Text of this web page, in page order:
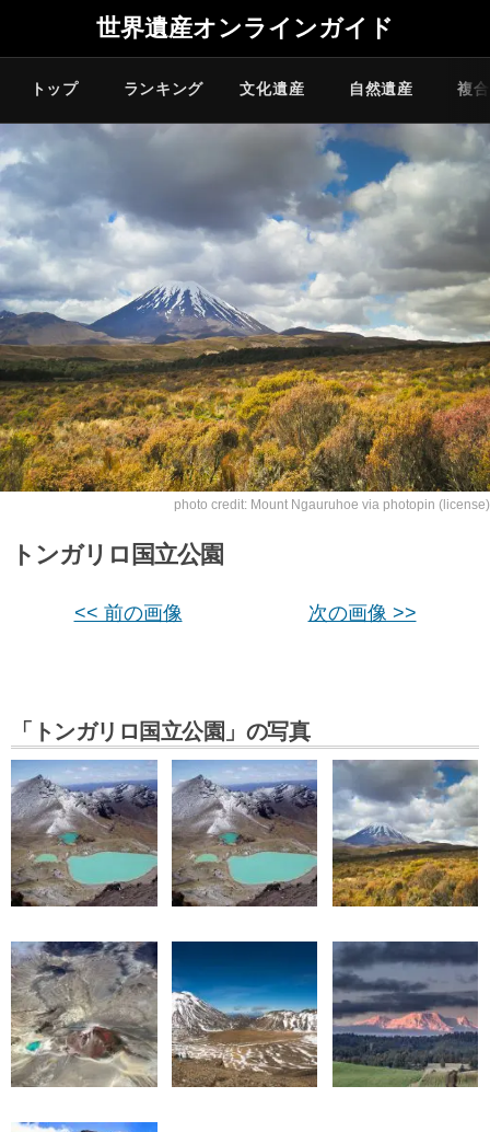
世界遺産オンラインガイド
トップ ランキング 文化遺産 自然遺産 複
photo credit: Mount Ngauruhoe via photopin (license)
トンガリロ国立公園
<< 前の画像 次の画像 >>
「トンガリロ国立公園」の写真